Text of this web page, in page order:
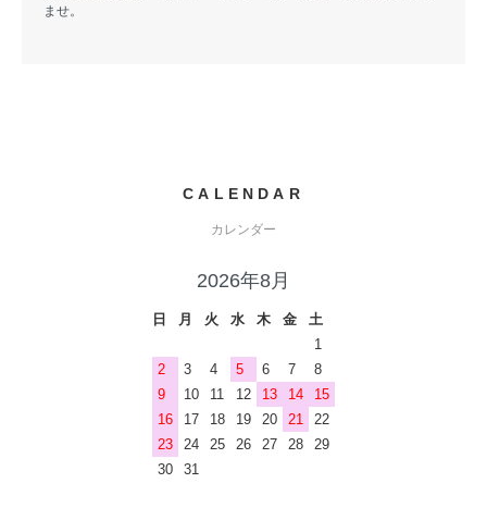
ませ。
CALENDAR
カレンダー
2026年8月
日 月 火 水 木 金
土
1
2
3 4 5 6 7
8
9
10 11 12 13 14
15
16
17 18 19 20 21
22
23
24 25 26 27 28
29
30
31